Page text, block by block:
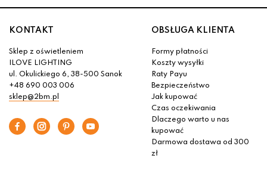
KONTAKT
Sklep z oświetleniem
ILOVE LIGHTING
ul. Okulickiego 6, 38-500 Sanok
+48 690 003 006
sklep@2bm.pl
OBSŁUGA KLIENTA
Formy płatności
Koszty wysyłki
Raty Payu
Bezpieczeństwo
Jak kupować
Czas oczekiwania
Dlaczego warto u nas
kupować
Darmowa dostawa od 300
zł